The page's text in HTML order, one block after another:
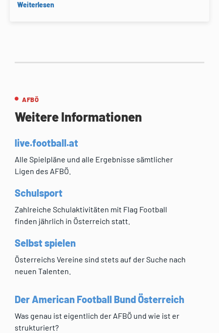
Weiterlesen
AFBÖ
Weitere Informationen
live.football.at
Alle Spielpläne und alle Ergebnisse sämtlicher
Ligen des AFBÖ.
Schulsport
Zahlreiche Schulaktivitäten mit Flag Football
finden jährlich in Österreich statt.
Selbst spielen
Österreichs Vereine sind stets auf der Suche nach
neuen Talenten.
Der American Football Bund Österreich
Was genau ist eigentlich der AFBÖ und wie ist er
strukturiert?